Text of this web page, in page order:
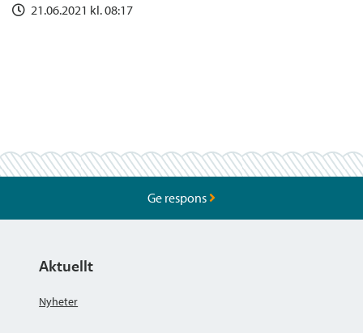
21.06.2021 kl. 08:17
Ge respons
Aktuellt
Nyheter